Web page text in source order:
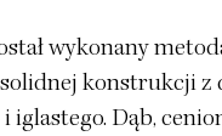
wykonany
konstrukcji z
iglastego. Dąb,